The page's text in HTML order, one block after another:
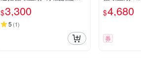
DS-141SR(絢麗白)
$3,300
5 (1)
黑)
$4,680
券